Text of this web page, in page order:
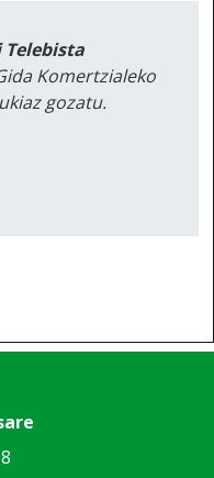
Komertzialeko
gozatu.